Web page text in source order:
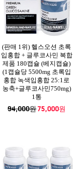
(판매 1위) 헬스오션 초록
입홍합 + 글루코사민 복합
제품 180캡슐 (베지캡슐)
(1캡슐당 5500mg 초록입
홍합 녹색입홍합 25:1로
농축+글루코사민750mg)
1통
94,000원75,000원